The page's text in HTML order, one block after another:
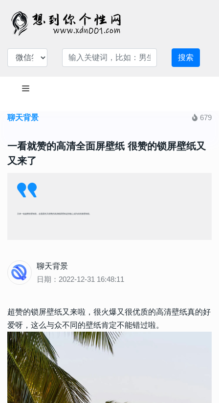
搜索
聊天背景 679
一看就赞的高清全面屏壁纸 很赞的锁屏壁纸又
又来了
又来一组超赞的壁纸啦，全面屏的又很赞的高清锁屏壁纸赶快换上成为你的新壁纸啦。
聊天背景
日期：2022-12-31 16:48:11
超赞的锁屏壁纸又来啦，很火爆又很优质的高清壁纸真的好
爱呀，这么与众不同的壁纸肯定不能错过啦。